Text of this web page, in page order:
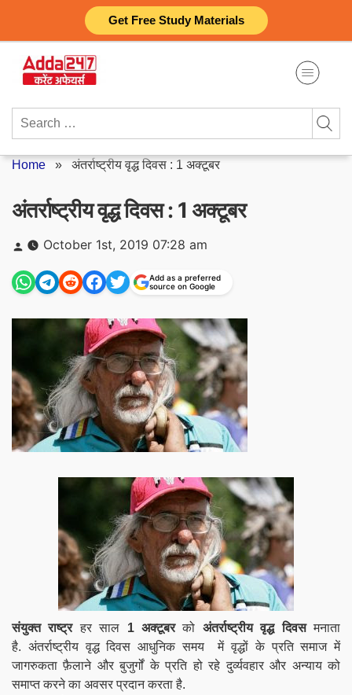
Get Free Study Materials
content
Search
Home » अंतर्राष्ट्रीय वृद्ध दिवस : 1 अक्टूबर
अंतर्राष्ट्रीय वृद्ध दिवस : 1 अक्टूबर
Posted
by
October 1st, 2019 07:28 am
Add as a preferred
source on Google
संयुक्त राष्ट्रहर साल 1 अक्टूबरको अंतर्राष्ट्रीय वृद्ध दिवसमनाता
है. अंतर्राष्ट्रीय वृद्ध दिवस आधुनिक समय में वृद्धों के प्रति समाज में
जागरुकता फ़ैलाने और बुजुर्गों के प्रति हो रहे दुर्व्यवहार और अन्याय को
समाप्त करने का अवसर प्रदान करता है.